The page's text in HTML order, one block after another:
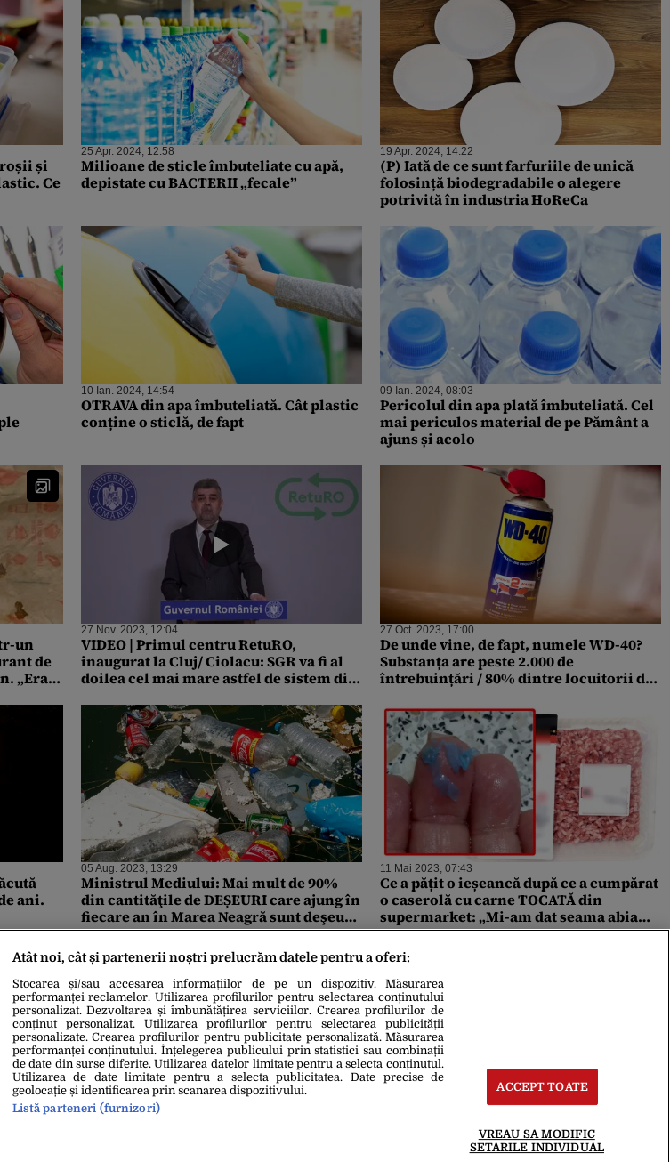
roșii și
Ce
25 Apr. 2024, 12:58
Milioane de sticle îmbuteliate cu apă,
depistate cu BACTERII „fecale”
19 Apr. 2024, 14:22
(P) Iată de ce sunt farfuriile de unică
folosință biodegradabile o alegere
potrivită în industria HoReCa
10 Ian. 2024, 14:54
OTRAVA din apa îmbuteliată. Cât plastic
conține o sticlă, de fapt
09 Ian. 2024, 08:03
Pericolul din apa plată îmbuteliată. Cel
mai periculos material de pe Pământ a
ajuns și acolo
un
de
„Era
27 Nov. 2023, 12:04
VIDEO | Primul centru RetuRO,
inaugurat la Cluj/ Ciolacu: SGR va fi al
doilea cel mai mare astfel de sistem din
27 Oct. 2023, 17:00
De unde vine, de fapt, numele WD-40?
Substanța are peste 2.000 de
întrebuințări / 80% dintre locuitorii din
ani.
05 Aug. 2023, 13:29
Ministrul Mediului: Mai mult de 90%
din cantităţile de DEȘEURI care ajung în
fiecare an în Marea Neagră sunt deşeuri
din plastic
11 Mai 2023, 07:43
Ce a pățit o ieșeancă după ce a cumpărat
o caserolă cu carne TOCATĂ din
supermarket: „Mi-am dat seama abia
când amestecam în tigaia care era pe
foc”
Atât noi, cât și partenerii noștri prelucrăm datele pentru a oferi:
Stocarea și/sau accesarea informațiilor de pe un dispozitiv. Măsurarea
performanței reclamelor. Utilizarea profilurilor pentru selectarea conținutului
personalizat. Dezvoltarea și îmbunătățirea serviciilor. Crearea profilurilor de
conținut personalizat. Utilizarea profilurilor pentru selectarea publicității
personalizate. Crearea profilurilor pentru publicitate personalizată. Măsurarea
performanței conținutului. Înțelegerea publicului prin statistici sau combinații
de date din surse diferite. Utilizarea datelor limitate pentru a selecta conținutul.
Utilizarea de date limitate pentru a selecta publicitatea. Date precise de
geolocație și identificarea prin scanarea dispozitivului.
Listă parteneri (furnizori)
ACCEPT TOATE
VREAU SA MODIFIC
SETARILE INDIVIDUAL